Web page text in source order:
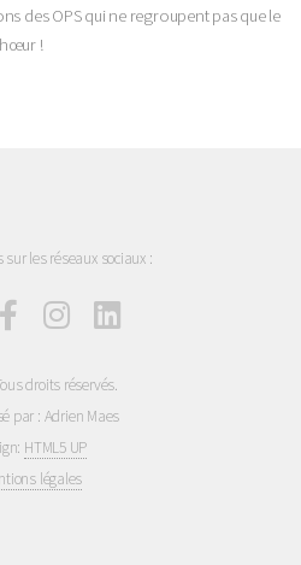
des OPS qui ne regroupent pas que le
!
sur les réseaux sociaux :
droits réservés.
par : Adrien Maes
HTML5 UP
légales